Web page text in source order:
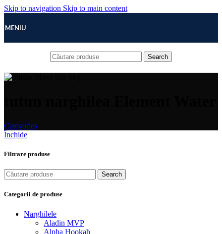
Skip to navigation Skip to main content
MENIU
Search
Categories
Închide
Filtrare produse
Search
Categorii de produse
Narghilele
Aladin MVP
Alpha Hookah